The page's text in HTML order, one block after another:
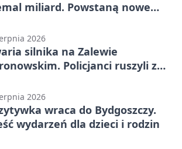
miliard. Powstaną nowe
2026
silnika na Zalewie
Policjanci ruszyli z
2026
wraca do Bydgoszczy.
wydarzeń dla dzieci i rodzin